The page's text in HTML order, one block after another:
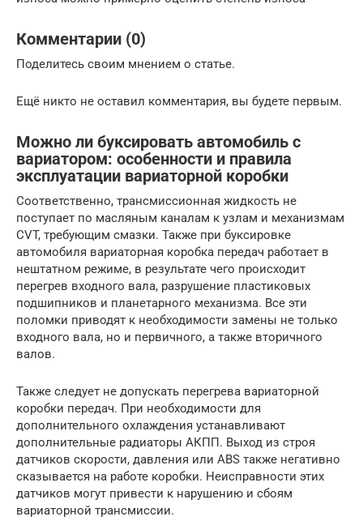
Комментарии (0)
Поделитесь своим мнением о статье.
Ещё никто не оставил комментария, вы будете первым.
Можно ли буксировать автомобиль с
вариатором: особенности и правила
эксплуатации вариаторной коробки
Соответственно, трансмиссионная жидкость не
поступает по масляным каналам к узлам и механизмам
CVT, требующим смазки. Также при буксировке
автомобиля вариаторная коробка передач работает в
нештатном режиме, в результате чего происходит
перегрев входного вала, разрушение пластиковых
подшипников и планетарного механизма. Все эти
поломки приводят к необходимости замены не только
входного вала, но и первичного, а также вторичного
валов.
Также следует не допускать перегрева вариаторной
коробки передач. При необходимости для
дополнительного охлаждения устанавливают
дополнительные радиаторы АКПП. Выход из строя
датчиков скорости, давления или ABS также негативно
сказывается на работе коробки. Неисправности этих
датчиков могут привести к нарушению и сбоям
вариаторной трансмиссии.